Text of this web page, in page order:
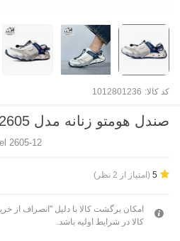
کد کالا: 1012801236
صندل هومتو زنانه مدل 2605-12
2605-12
(امتیاز از 2 نظر)
امکان برگشت کالا با دلیل "انصراف از
کالا در شرایط اولیه باشد.